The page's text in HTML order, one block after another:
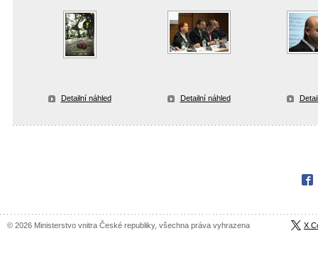
Detailní náhled Detailní náhled
© 2026 Ministerstvo vnitra České republiky, všechna práva vyhrazena X